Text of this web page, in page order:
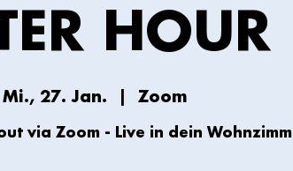
HOUR
Mi., 27. Jan. Zoom
via Zoom - Live in dein